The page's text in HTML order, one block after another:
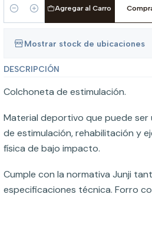
Cantidad
Agregar al Carro
Mostrar stock de ubicaciones
DESCRIPCIÓN
Colchoneta de estimulación.
Material deportivo que puede ser
de estimulación, rehabilitación y
física de bajo impacto.
Cumple con la normativa Junji
especificaciones técnica. Forro